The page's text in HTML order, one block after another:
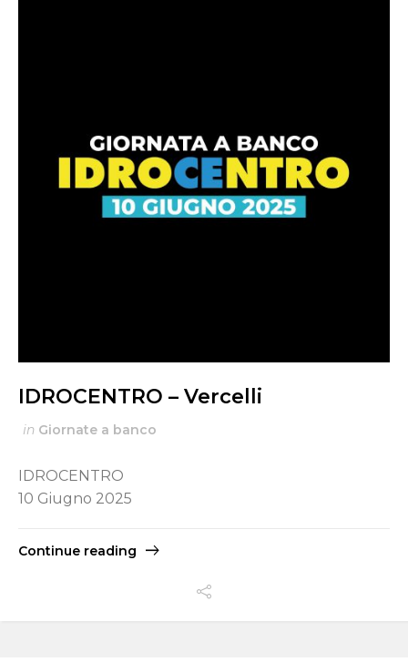
IDROCENTRO – Vercelli
in Giornate a banco
IDROCENTRO
10 Giugno 2025
Continue reading